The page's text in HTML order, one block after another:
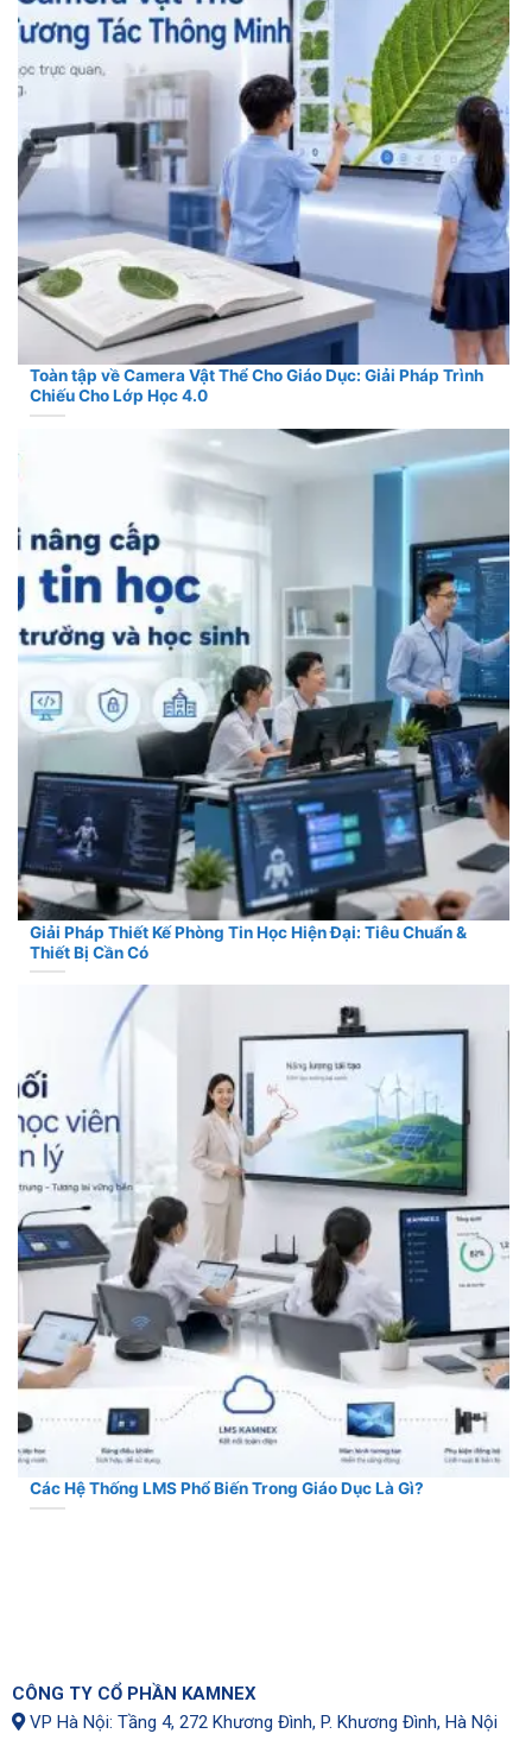
Toàn tập về Camera Vật Thể Cho Giáo Dục: Giải Pháp Trình
Chiếu Cho Lớp Học 4.0
Giải Pháp Thiết Kế Phòng Tin Học Hiện Đại: Tiêu Chuẩn &
Thiết Bị Cần Có
Các Hệ Thống LMS Phổ Biến Trong Giáo Dục Là Gì?
CÔNG TY CỔ PHẦN KAMNEX
VP Hà Nội: Tầng 4, 272 Khương Đình, P. Khương Đình, Hà Nội